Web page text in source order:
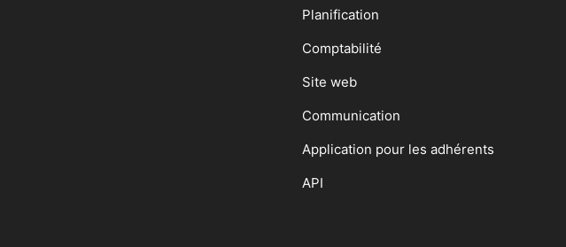
Planification
Comptabilité
Site web
Communication
Application pour les adhérents
API